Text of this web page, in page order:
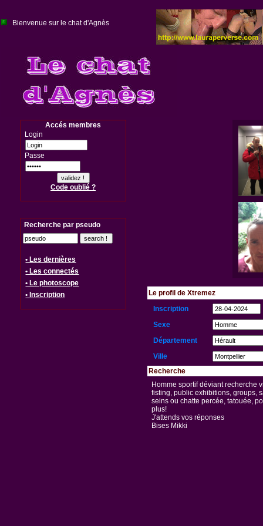
Bienvenue sur le chat d'Agnès
Accés membres
Login
Passe
Code oublié ?
Recherche par pseudo
• Les dernières
• Les connectés
• Le photoscope
• Inscription
Le profil de Xtremez
Inscription
Sexe
Département
Ville
Recherche
Homme sportif déviant recherche
fisting, public exhibitions, groups,
seins ou chatte percée, tatouée,
plus!
J'attends vos réponses
Bises Mikki